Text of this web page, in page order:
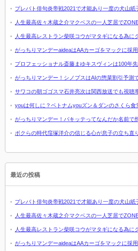
プレバト俳句炎帝戦2021で才能あり一度の犬山紙
人生最高佐々木蔵之介マクベスの一人芝居で
人生最高レストラン柴咲コウがマタギになる為に
がっちりマンデーaideaはAAカーゴをマックに採
プロフェッショナル斎藤まゆキスヴィンは100年
がっちりマンデー！シノプスはAIの惣菜割引予測
サワコの朝ゴゴスマ石井亮次は関西放送でも視聴
youは何しに？ベトナムyouズン＆ダンのさくら食
がっちりマンデー！パキッテってなんだか名前で
ボクらの時代窪塚洋介の信じる心が息子の立ち直
最近の投稿
プレバト俳句炎帝戦2021で才能あり一度の犬山紙
人生最高佐々木蔵之介マクベスの一人芝居で
人生最高レストラン柴咲コウがマタギになる為に
がっちりマンデーaideaはAAカーゴをマックに採